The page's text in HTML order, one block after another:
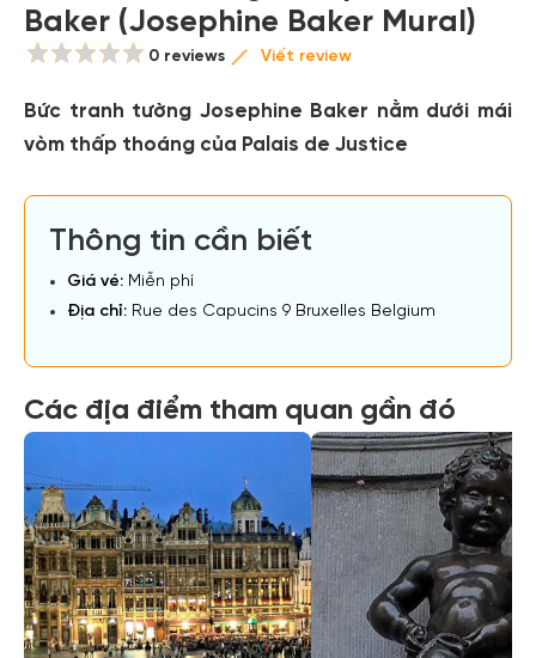
Baker (Josephine Baker Mural)
0 reviews Viết review
Bức tranh tường Josephine Baker nằm dưới mái
vòm thấp thoáng của Palais de Justice
Thông tin cần biết
Giá vé: Miễn phí
Địa chỉ: Rue des Capucins 9 Bruxelles Belgium
Các địa điểm tham quan gần đó